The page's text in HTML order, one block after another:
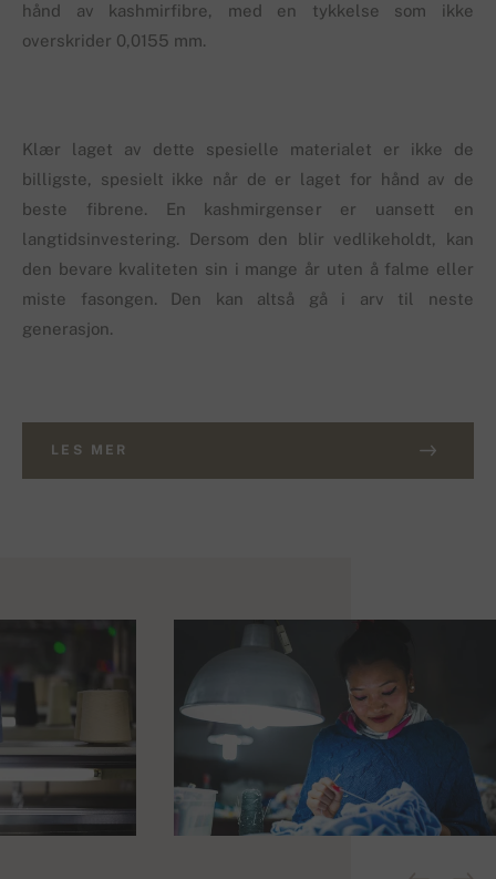
hånd av kashmirfibre, med en tykkelse som ikke
overskrider 0,0155 mm.
Klær laget av dette spesielle materialet er ikke de
billigste, spesielt ikke når de er laget for hånd av de
beste fibrene. En kashmirgenser er uansett en
langtidsinvestering. Dersom den blir vedlikeholdt, kan
den bevare kvaliteten sin i mange år uten å falme eller
miste fasongen. Den kan altså gå i arv til neste
generasjon.
LES MER